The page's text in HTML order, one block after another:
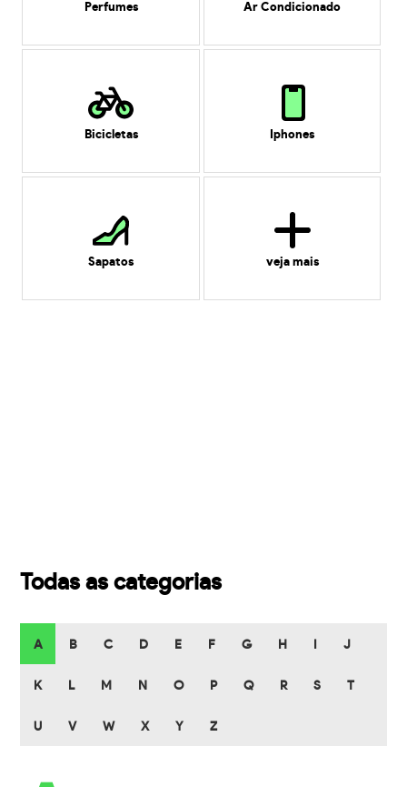
Perfumes Ar Condicionado
Bicicletas Iphones
Sapatos veja mais
Todas as categorias
A B C D E F G H J
K L M N O P Q R S T
U V W X Y Z